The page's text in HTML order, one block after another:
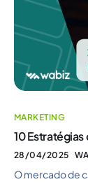
MARKETING
10
28/04/2025
O mercado de